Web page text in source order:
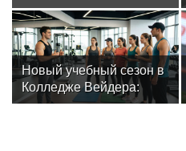
надеюсь, еще не
забыли
Новый учебный сезон в
Колледже Вейдера:
стартовали очные